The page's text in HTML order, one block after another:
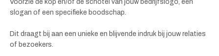
Voorzie de kop en/of de schotel van jouw bedrijfslogo, een
slogan of een specifieke boodschap.
Dit draagt bij aan een unieke en blijvende indruk bij jouw relaties
of bezoekers.